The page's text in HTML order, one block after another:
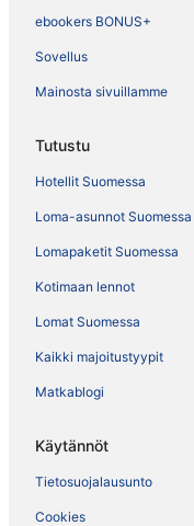
ebookers BONUS+
Sovellus
Mainosta sivuillamme
Tutustu
Hotellit Suomessa
Loma-asunnot Suomessa
Lomapaketit Suomessa
Kotimaan lennot
Lomat Suomessa
Kaikki majoitustyypit
Matkablogi
Käytännöt
Tietosuojalausunto
Cookies